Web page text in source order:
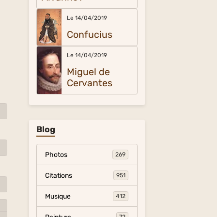
Le 14/04/2019
Confucius
Le 14/04/2019
Miguel de
Cervantes
Blog
Photos 269
Citations 951
Musique 412